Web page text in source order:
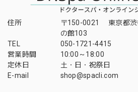
住所
〒150-0021 東京都渋
の館103
TEL
050-1721-4415
営業時間
10:00～18:00
定休日
土・日・祝祭日
E-mail
shop@spacli.com